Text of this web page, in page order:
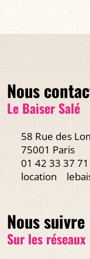
Nous
Le Baiser Salé
58 Rue des
75001 Paris
01 42 33 37 71
location
Nous suivre
Sur les réseaux